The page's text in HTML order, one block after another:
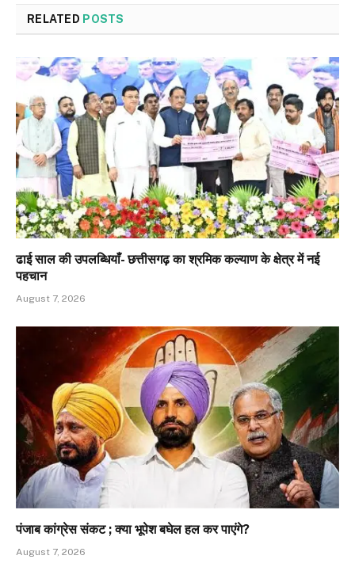
RELATED POSTS
ढाई साल की उपलब्धियाँ- छत्तीसगढ़ का श्रमिक कल्याण के क्षेत्र में नई
पहचान
August 7, 2026
पंजाब कांग्रेस संकट ; क्या भूपेश बघेल हल कर पाएंगे?
August 7, 2026